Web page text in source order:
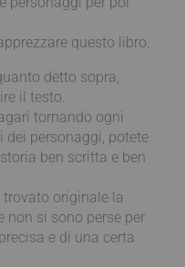
questo libro.
detto sopra,
il testo.
tornando ogni
personaggi, potete
ben scritta e ben
originale la
non si sono perse per
e di una certa